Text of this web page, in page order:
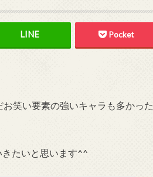
Pocket
笑い要素の強いキャラも多かった
たいと思います^^